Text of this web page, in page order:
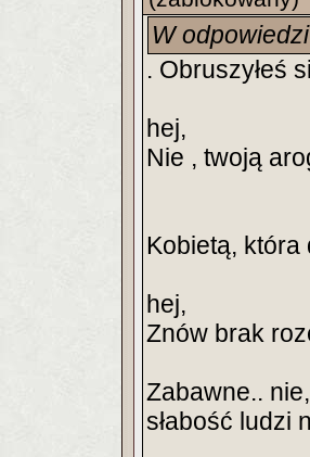
W odpowiedzi
. Obruszyłeś
hej,
Nie , twoją
Kobietą, która
hej,
Znów brak
Zabawne..
słabość ludzi